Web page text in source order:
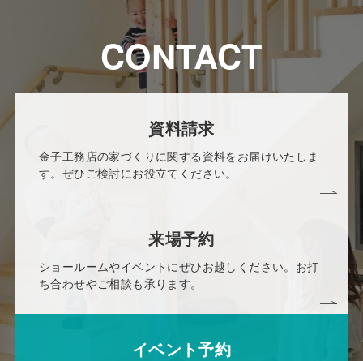
CONTACT
資料請求
金子工務店の家づくりに関する資料をお届けいたしま
す。ぜひご検討にお役立てください。
来場予約
ショールームやイベントにぜひお越しください。お打
ち合わせやご相談も承ります。
イベント予約